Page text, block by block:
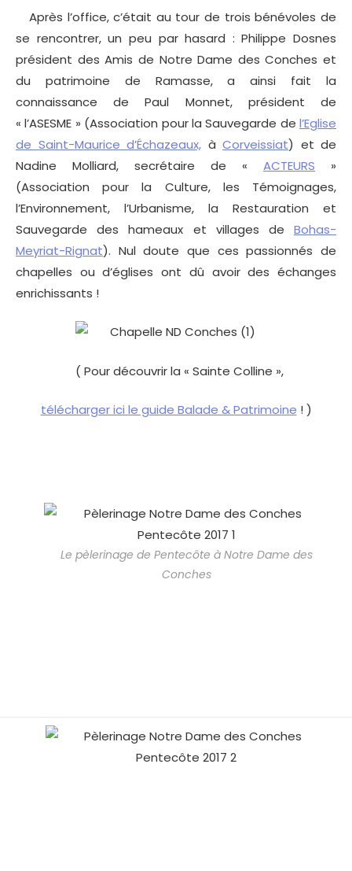
Après l’office, c’était au tour de trois bénévoles de
se rencontrer, un peu par hasard : Philippe Dosnes
président des Amis de Notre Dame des Conches et
du patrimoine de Ramasse, a ainsi fait la
connaissance de Paul Monnet, président de
« l’ASESME » (Association pour la Sauvegarde de l’Eglise
de Saint-Maurice d’Échazeaux, à Corveissiat) et de
Nadine Molliard, secrétaire de « ACTEURS »
(Association pour la Culture, les Témoignages,
l’Environnement, l’Urbanisme, la Restauration et
Sauvegarde des hameaux et villages de Bohas-
Meyriat-Rignat). Nul doute que ces passionnés de
chapelles ou d’églises ont dû avoir des échanges
enrichissants !
( Pour découvrir la « Sainte Colline »,
télécharger ici le guide Balade & Patrimoine ! )
Le pèlerinage de Pentecôte à Notre Dame des
Conches